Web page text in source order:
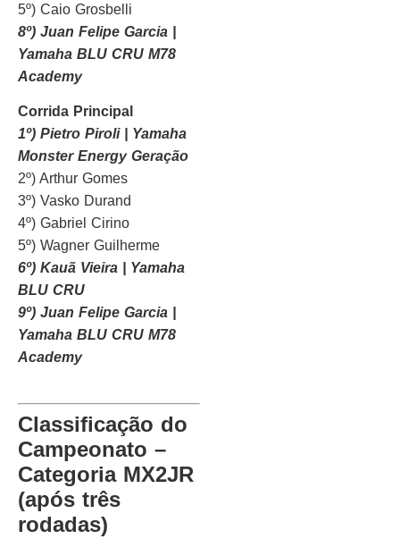
5º) Caio Grosbelli
8º) Juan Felipe Garcia |
Yamaha BLU CRU M78
Academy
Corrida Principal
1º) Pietro Piroli | Yamaha
Monster Energy Geração
2º) Arthur Gomes
3º) Vasko Durand
4º) Gabriel Cirino
5º) Wagner Guilherme
6º) Kauã Vieira | Yamaha
BLU CRU
9º) Juan Felipe Garcia |
Yamaha BLU CRU M78
Academy
Classificação do
Campeonato –
Categoria MX2JR
(após três
rodadas)